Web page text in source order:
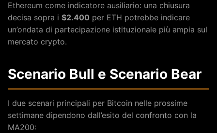
Ethereum come indicatore ausiliario: una chiusura
decisa sopra i $2.400 per ETH potrebbe indicare
un’ondata di partecipazione istituzionale più ampia sul
mercato crypto.
Scenario Bull e Scenario Bear
I due scenari principali per Bitcoin nelle prossime
settimane dipendono dall’esito del confronto con la
MA200: